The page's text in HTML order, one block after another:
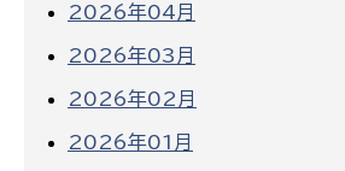
2026年04月
2026年03月
2026年02月
2026年01月